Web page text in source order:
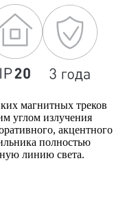
магнитных треков
углом излучения
акцентного
полностью
линию света.